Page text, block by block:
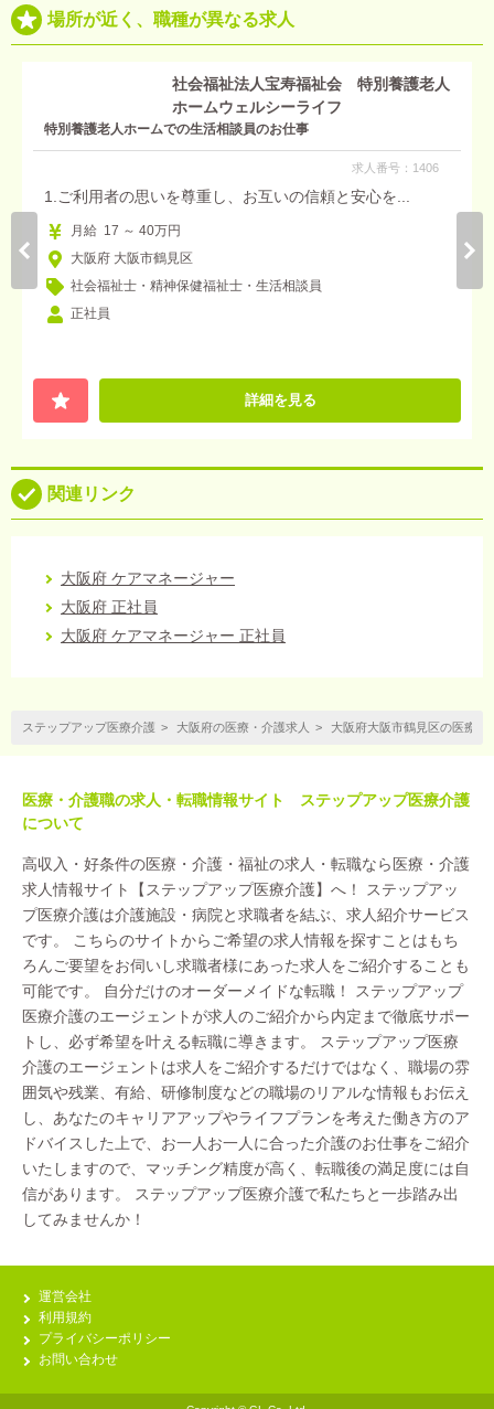
場所が近く、職種が異なる求人
社会福祉法人宝寿福祉会 特別養護老人
ホームウェルシーライフ
特別養護老人ホームでの生活相談員のお仕事
求人番号：1406
1.ご利用者の思いを尊重し、お互いの信頼と安心を...
月給 17 ～ 40万円
大阪府 大阪市鶴見区
社会福祉士・精神保健福祉士・生活相談員
正社員
詳細を見る
関連リンク
大阪府 ケアマネージャー
大阪府 正社員
大阪府 ケアマネージャー 正社員
ステップアップ医療介護 大阪府の医療・介護求人 大阪府大阪市鶴見区の医療・
医療・介護職の求人・転職情報サイト ステップアップ医療介護
について
高収入・好条件の医療・介護・福祉の求人・転職なら医療・介護
求人情報サイト【ステップアップ医療介護】へ！ ステップアッ
プ医療介護は介護施設・病院と求職者を結ぶ、求人紹介サービス
です。 こちらのサイトからご希望の求人情報を探すことはもち
ろんご要望をお伺いし求職者様にあった求人をご紹介することも
可能です。 自分だけのオーダーメイドな転職！ ステップアップ
医療介護のエージェントが求人のご紹介から内定まで徹底サポー
トし、必ず希望を叶える転職に導きます。 ステップアップ医療
介護のエージェントは求人をご紹介するだけではなく、職場の雰
囲気や残業、有給、研修制度などの職場のリアルな情報もお伝え
し、あなたのキャリアアップやライフプランを考えた働き方のア
ドバイスした上で、お一人お一人に合った介護のお仕事をご紹介
いたしますので、マッチング精度が高く、転職後の満足度には自
信があります。 ステップアップ医療介護で私たちと一歩踏み出
してみませんか！
運営会社
利用規約
プライバシーポリシー
お問い合わせ